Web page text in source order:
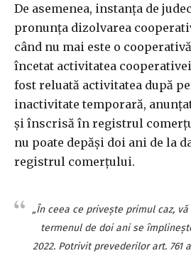
De asemenea, instanţa de
pronunţa dizolvarea
când nu mai este o
încetat activitatea
fost reluată activitatea după
inactivitate temporară,
şi înscrisă în registrul
nu poate depăşi doi ani de la
registrul comerţului.
„În ceea ce priveşte primul caz,
termenul de doi ani se
2022. Potrivit prevederilor art. 761